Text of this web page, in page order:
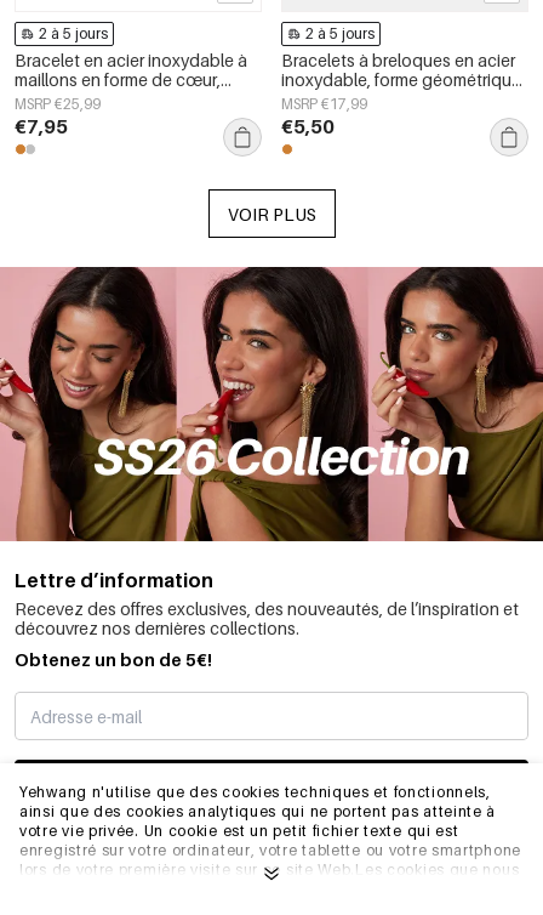
Yehwang n'utilise que des cookies techniques et fonctionnels,
ainsi que des cookies analytiques qui ne portent pas atteinte à
votre vie privée. Un cookie est un petit fichier texte qui est
enregistré sur votre ordinateur, votre tablette ou votre smartphone
lors de votre première visite sur ce site Web.Les cookies que nous
2 à 5 jours
Bracelet en acier inoxydable à
maillons en forme de cœur,
collection Daily Simple, bijoux
pour femmes
MSRP €25,99
€7,95
2 à 5 jours
Bracelets à breloques en acier
inoxydable, forme géométrique,
collection Simple Daily Simple,
bijoux pour femmes
MSRP €17,99
€5,50
VOIR PLUS
Lettre d’information
Recevez des offres exclusives, des nouveautés, de l’inspiration et
découvrez nos dernières collections.
Obtenez un bon de 5€!
JE M’INSCRIS
INFORMATIONS